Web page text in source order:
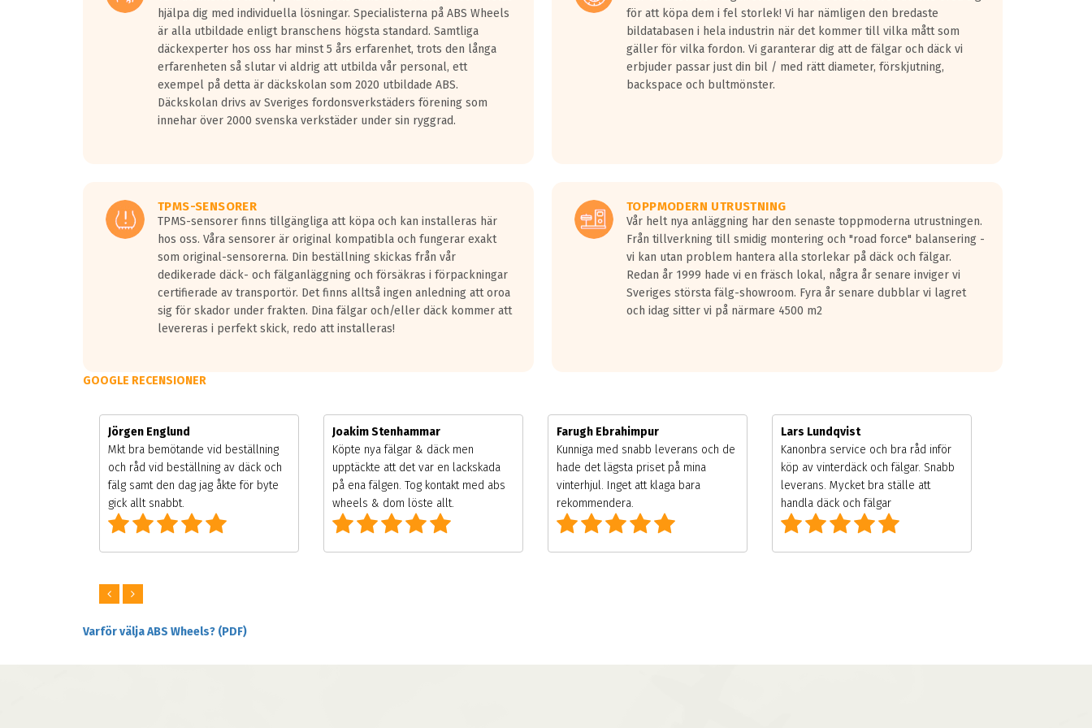
hjälpa dig med individuella lösningar. Specialisterna på ABS Wheels
är alla utbildade enligt branschens högsta standard. Samtliga
däckexperter hos oss har minst 5 års erfarenhet, trots den långa
erfarenheten så slutar vi aldrig att utbilda vår personal, ett
exempel på detta är däckskolan som 2020 utbildade ABS.
Däckskolan drivs av Sveriges fordonsverkstäders förening som
innehar över 2000 svenska verkstäder under sin ryggrad.
för att köpa dem i fel storlek! Vi har nämligen den bredaste
bildatabasen i hela industrin när det kommer till vilka mått som
gäller för vilka fordon. Vi garanterar dig att de fälgar och däck vi
erbjuder passar just din bil / med rätt diameter, förskjutning,
backspace och bultmönster.
TPMS-SENSORER
TPMS-sensorer finns tillgängliga att köpa och kan installeras här
hos oss. Våra sensorer är original kompatibla och fungerar exakt
som original-sensorerna. Din beställning skickas från vår
dedikerade däck- och fälganläggning och försäkras i förpackningar
certifierade av transportör. Det finns alltså ingen anledning att oroa
sig för skador under frakten. Dina fälgar och/eller däck kommer att
levereras i perfekt skick, redo att installeras!
TOPPMODERN UTRUSTNING
Vår helt nya anläggning har den senaste toppmoderna utrustningen.
Från tillverkning till smidig montering och "road force" balansering -
vi kan utan problem hantera alla storlekar på däck och fälgar.
Redan år 1999 hade vi en fräsch lokal, några år senare inviger vi
Sveriges största fälg-showroom. Fyra år senare dubblar vi lagret
och idag sitter vi på närmare 4500 m2
GOOGLE RECENSIONER
Jörgen Englund
Mkt bra bemötande vid beställning
och råd vid beställning av däck och
fälg samt den dag jag åkte för byte
gick allt snabbt.
Joakim Stenhammar
Köpte nya fälgar & däck men
upptäckte att det var en lackskada
på ena fälgen. Tog kontakt med abs
wheels & dom löste allt.
Farugh Ebrahimpur
Kunniga med snabb leverans och de
hade det lägsta priset på mina
vinterhjul. Inget att klaga bara
rekommendera.
Lars Lundqvist
Kanonbra service och bra råd inför
köp av vinterdäck och fälgar. Snabb
leverans. Mycket bra ställe att
handla däck och fälgar
Varför välja ABS Wheels? (PDF)